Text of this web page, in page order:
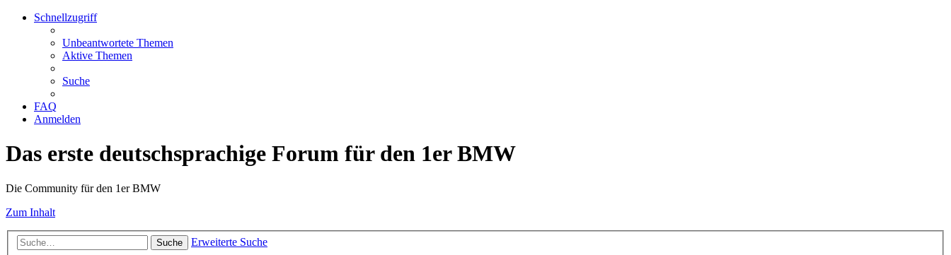
Schnellzugriff
Unbeantwortete Themen
Aktive Themen
Suche
FAQ
Anmelden
Das erste deutschsprachige Forum für den 1er BMW
Die Community für den 1er BMW
Zum Inhalt
Suche Erweiterte Suche